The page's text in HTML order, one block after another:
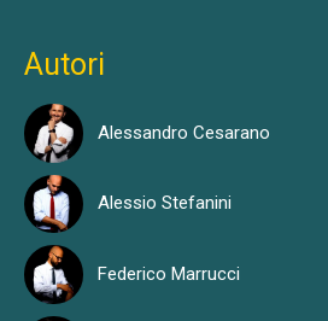
Autori
Alessandro Cesarano
Alessio Stefanini
Federico Marrucci